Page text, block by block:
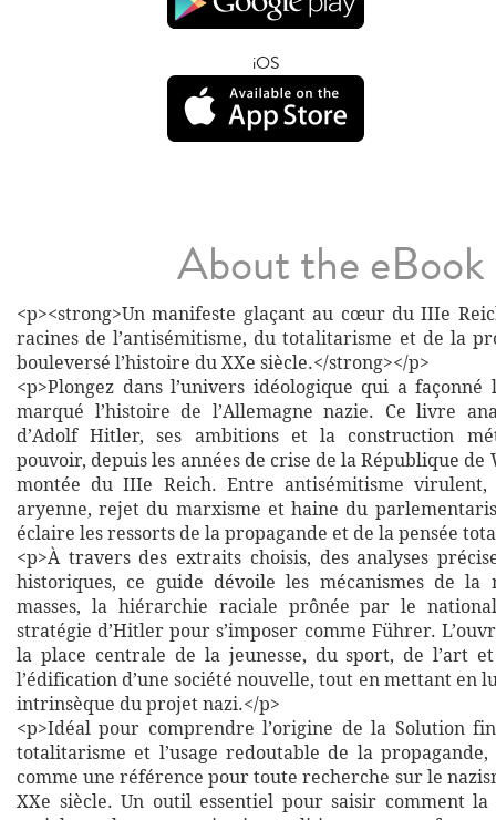
iOS
About the eBook
<p><strong>Un manifeste glaçant au cœur du IIIe
racines de l’antisémitisme, du totalitarisme et de la
bouleversé l’histoire du XXe siècle.</strong></p>
<p>Plongez dans l’univers idéologique qui a
marqué l’histoire de l’Allemagne nazie. Ce livre
d’Adolf Hitler, ses ambitions et la construction
pouvoir, depuis les années de crise de la République de
montée du IIIe Reich. Entre antisémitisme
aryenne, rejet du marxisme et haine du
éclaire les ressorts de la propagande et de la pensée
<p>À travers des extraits choisis, des analyses
historiques, ce guide dévoile les mécanismes de la
masses, la hiérarchie raciale prônée par le
stratégie d’Hitler pour s’imposer comme Führer.
la place centrale de la jeunesse, du sport, de l’art
l’édification d’une société nouvelle, tout en mettant en
intrinsèque du projet nazi.</p>
<p>Idéal pour comprendre l’origine de la Solution
totalitarisme et l’usage redoutable de la propagande,
comme une référence pour toute recherche sur le
XXe siècle. Un outil essentiel pour saisir comment la